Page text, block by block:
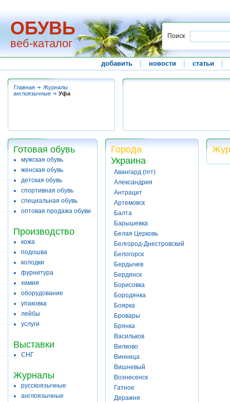
ОБУВЬ
веб-каталог
Поиск
добавить новости статьи
Главная
Журналы
англоязычные
Уфа
Готовая обувь
мужская обувь
женская обувь
детская обувь
спортивная обувь
специальная обувь
оптовая продажа обуви
Производство
кожа
подошва
колодки
фурнитура
химия
оборудование
упаковка
лейбы
услуги
Выставки
СНГ
Журналы
русскоязычные
англоязычные
Города
Украина
Авангард (пгт)
Александрия
Антрацит
Артемовск
Балта
Барышевка
Белая Церковь
Белгород-Днестровский
Белогорск
Бердычев
Бердянск
Борисовка
Бородянка
Боярка
Бровары
Брянка
Васильков
Вилково
Винница
Вишневый
Вознесенск
Гатное
Деражня